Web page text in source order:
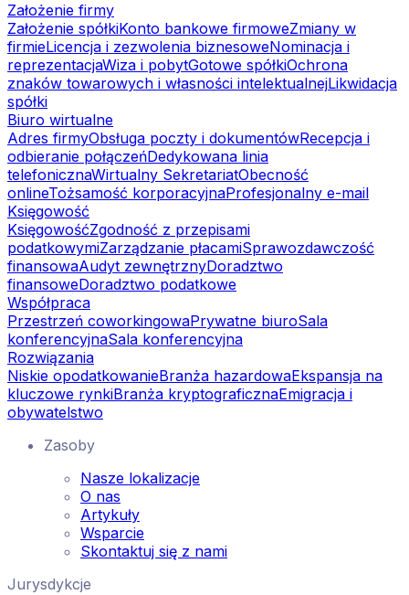
Założenie firmy
Założenie spółkiKonto bankowe firmoweZmiany w
firmieLicencja i zezwolenia biznesoweNominacja i
reprezentacjaWiza i pobytGotowe spółkiOchrona
znaków towarowych i własności intelektualnejLikwidacja
spółki
Biuro wirtualne
Adres firmyObsługa poczty i dokumentówRecepcja i
odbieranie połączeńDedykowana linia
telefonicznaWirtualny SekretariatObecność
onlineTożsamość korporacyjnaProfesjonalny e-mail
Księgowość
KsięgowośćZgodność z przepisami
podatkowymiZarządzanie płacamiSprawozdawczość
finansowaAudyt zewnętrznyDoradztwo
finansoweDoradztwo podatkowe
Współpraca
Przestrzeń coworkingowaPrywatne biuroSala
konferencyjnaSala konferencyjna
Rozwiązania
Niskie opodatkowanieBranża hazardowaEkspansja na
kluczowe rynkiBranża kryptograficznaEmigracja i
obywatelstwo
Zasoby
Nasze lokalizacje
O nas
Artykuły
Wsparcie
Skontaktuj się z nami
Jurysdykcje